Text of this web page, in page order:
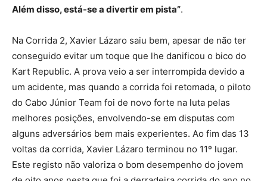
Além disso, está-se a divertir em pista”.
Na Corrida 2, Xavier Lázaro saiu bem, apesar de não ter
conseguido evitar um toque que lhe danificou o bico do
Kart Republic. A prova veio a ser interrompida devido a
um acidente, mas quando a corrida foi retomada, o piloto
do Cabo Júnior Team foi de novo forte na luta pelas
melhores posições, envolvendo-se em disputas com
alguns adversários bem mais experientes. Ao fim das 13
voltas da corrida, Xavier Lázaro terminou no 11º lugar.
Este registo não valoriza o bom desempenho do jovem